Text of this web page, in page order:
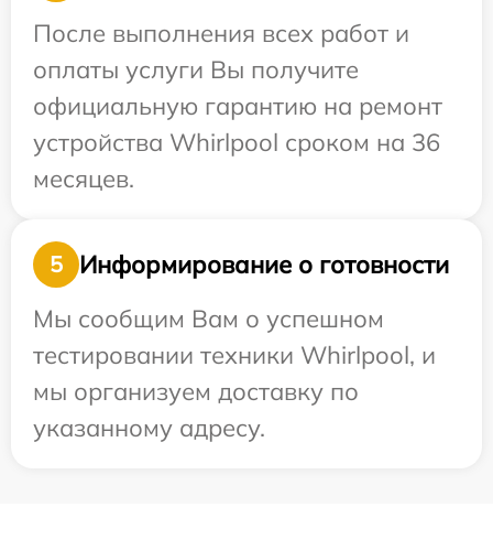
После выполнения всех работ и
оплаты услуги Вы получите
официальную гарантию на ремонт
устройства Whirlpool сроком на 36
месяцев.
5
Информирование о готовности
Мы сообщим Вам о успешном
тестировании техники Whirlpool, и
мы организуем доставку по
указанному адресу.